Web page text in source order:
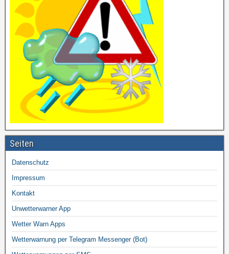
Seiten
Datenschutz
Impressum
Kontakt
Unwetterwarner App
Wetter Warn Apps
Wetterwarnung per Telegram Messenger (Bot)